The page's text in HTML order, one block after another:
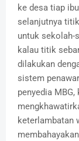
ke desa tiap
selanjutnya
untuk sekolah-
kalau titik
dilakukan
sistem
penyedia
keterlambatan